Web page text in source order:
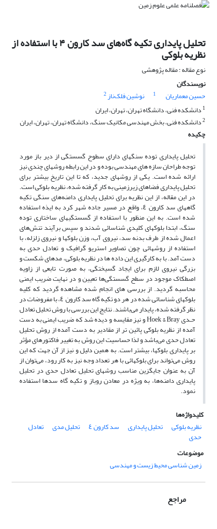
تحلیل پایداری تکیه گاه‌های سد کارون ۴ با استفاده از
نظریه بلوکی
نوع مقاله : مقاله پژوهشی
نویسندگان
حسین معماریان
1 نوشین فلک‌ناز2
1 دانشکده فنی، دانشگاه تهران، تهران، ایران
2دانشکده فنی، بخش مهندسی مکانیک سنگ، دانشگاه تهران، تهران، ایران
چکیده
تحلیل پایداری توده سنگهای دارای سطوح گسستگی از دیر باز مورد
توجه طراحان سازه های مهندسی بوده و در این رابطه روشهای چندی نیز
ارائه شده است. یکی از روشهای جدید، که تا این تاریخ بیشتر برای
تحلیل پایداری فضاهای زیرزمینی به کار گرفته شده، نظریه بلوکی است.
در این مقاله، از این نظریه برای تحلیل پایداری دامنه‌های سنگی تکیه
گاههای سد کارون ٤، واقع در مسیر جاده شهر کرد به ایذه استفاده
شده است. به این منظور با استفاده از گسستگیهای ساختاری توده
سنگ، ابتدا بلوکهای کلیدی شناسائی شدند و سپس برآیند تنش‌های
اعمال شده از طرف بدنه سد، نیروی آب، وزن بلوکها و نیروی زلزله، با
استفاده از روشهائی چون تصاویر استریو گرافیک و تعادل حدی به
دست آمد. با به کارگیری این داده ها در نظریه بلوکی، مدهای شکست و
بزرگی نیروی لازم برای ایجاد گسیختگی، به صورت تابعی از زاویه
اصطکاک موجود در سطح گسستگی‌ها تعیین و در نهایت ضریب ایمنی
محاسبه گردید. از بررسی های انجام شده مشاهده گردید که کلیه
بلوکهای شناسائی شده در هر دو تکیه گاه سد کارون ٤، با مفروضات در
نظر گرفته شده، پایدار می‌باشند. نتایج این بررسی با روش تحلیل تعادل
حـدى Hoek & Bray و نیز مقایسه و دیده شد که ضریب ایمنی به دست
آمده از نظریه بلوکی پائین تر از مقادیر به دست آمده از روش تحلیل
تعادل حدی می‌باشد و لذا حساسیت این روش به تغییر فاکتورهای مؤثر
بر پایداری بلوکها، بیشتر است. به همین دلیل و نیز از آن جهت که این
روش می‌تواند برای بلوکهائی با هر تعداد وجه نیز به کار رود، می‌توان از
آن به عنوان جایگزین مناسب روشهای تحلیل تعادل حدی در تحلیل
پایداری دامنه‌ها، به ویژه در معادن روباز و تکیه گاه سدها استفاده
نمود.
کلیدواژه‌ها
نظریه بلوکی
تحلیل پایداری سد کارون ٤ تحلیل مدى تعادل
حدى
موضوعات
زمین شناسی محیط زیست و مهندسی
مراجع